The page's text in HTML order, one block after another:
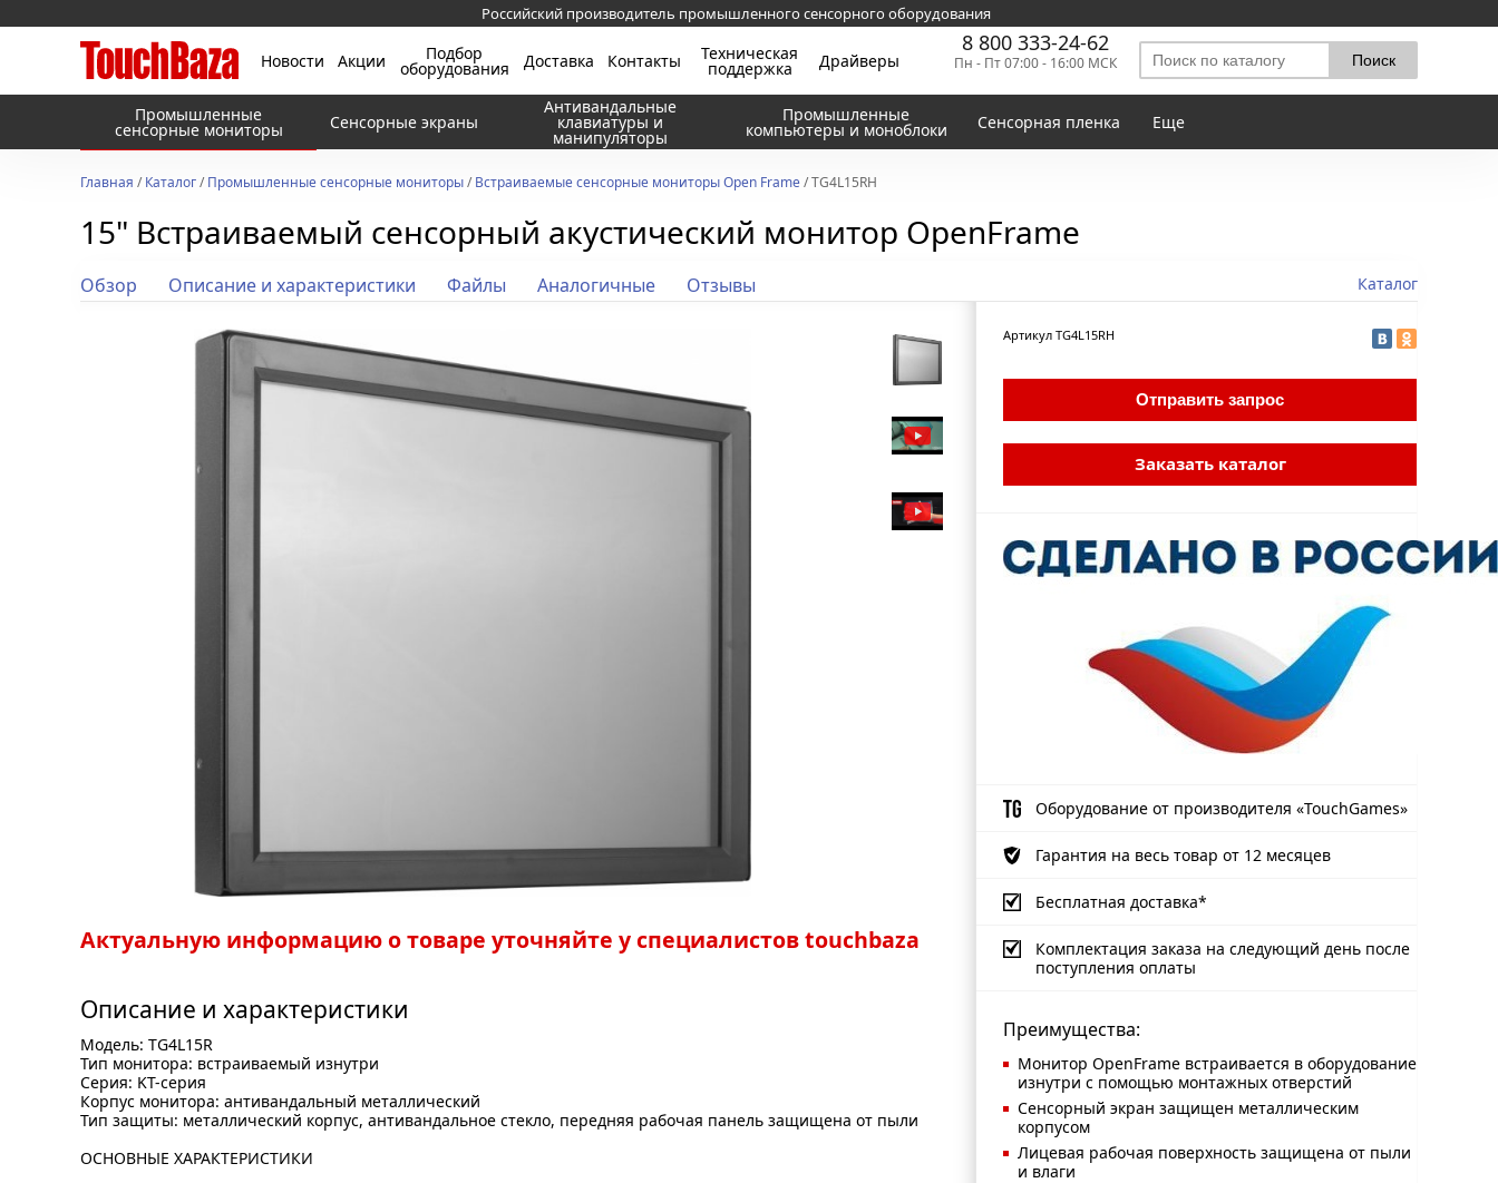
Российский производитель промышленного сенсорного оборудования
Новости Акции Подбор
оборудования Доставка Контакты Техническая
поддержка Драйверы
8 800 333-24-62
Пн - Пт 07:00 - 16:00 МСК
Промышленные
сенсорные мониторы Сенсорные экраны
Антивандальные
клавиатуры и
манипуляторы
Промышленные
компьютеры и моноблоки Сенсорная пленка Еще
Главная /Каталог/Промышленные сенсорные мониторы/Встраиваемые сенсорные мониторы Open Frame/ TG4L15RH
15" Встраиваемый сенсорный акустический монитор OpenFrame
Обзор Описание и характеристики Файлы Аналогичные Отзывы Каталог
Актуальную информацию о товаре уточняйте у специалистов touchbaza
Описание и характеристики
Модель: TG4L15R
Тип монитора: встраиваемый изнутри
Серия: KT-серия
Корпус монитора: антивандальный металлический
Тип защиты: металлический корпус, антивандальное стекло, передняя рабочая панель защищена от пыли
ОСНОВНЫЕ ХАРАКТЕРИСТИКИ
Артикул TG4L15RH
Отправить запрос
Заказать каталог
Оборудование от производителя «TouchGames»
Гарантия на весь товар от 12 месяцев
Бесплатная доставка*
Комплектация заказа на следующий день после
поступления оплаты
Преимущества:
Монитор OpenFrame встраивается в оборудование
изнутри с помощью монтажных отверстий
Сенсорный экран защищен металлическим
корпусом
Лицевая рабочая поверхность защищена от пыли
и влаги